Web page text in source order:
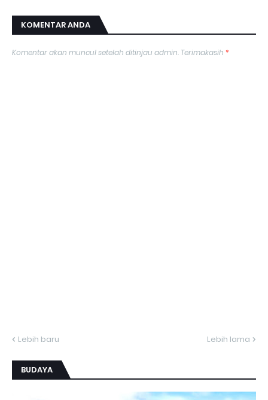
KOMENTAR ANDA
Komentar akan muncul setelah ditinjau admin. Terimakasih *
Lebih baru Lebih lama
BUDAYA